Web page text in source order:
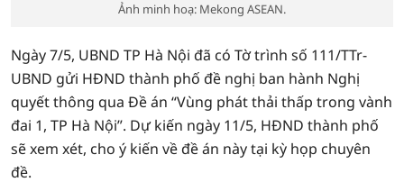
Ảnh minh hoạ: Mekong ASEAN.
Ngày 7/5, UBND TP Hà Nội đã có Tờ trình số 111/TTr-
UBND gửi HĐND thành phố đề nghị ban hành Nghị
quyết thông qua Đề án “Vùng phát thải thấp trong vành
đai 1, TP Hà Nội”. Dự kiến ngày 11/5, HĐND thành phố
sẽ xem xét, cho ý kiến về đề án này tại kỳ họp chuyên
đề.